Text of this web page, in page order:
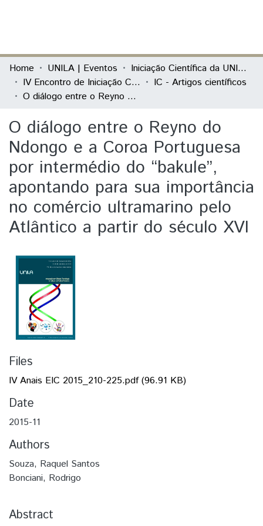
Communities & Collections
All of DSpace
Home UNILA | Eventos
Iniciação Científica da UNILA (IC)
IV Encontro de Iniciação Científica da Unila “UNILA 5 anos: Integração em Ciência, Tecnologia e Cultura na Tríplice Fronteira”
IC - Artigos científicos
O diálogo entre o Reyno do Ndongo e a Coroa Portuguesa por intermédio do “bakule”, apontando para sua importância no comércio ultramarino pelo Atlântico a partir do século XVI
O diálogo entre o Reyno do
Ndongo e a Coroa Portuguesa
por intermédio do “bakule”,
apontando para sua importância
no comércio ultramarino pelo
Atlântico a partir do século XVI
Files
IV Anais EIC 2015_210-225.pdf(96.91 KB)
Date
2015-11
Authors
Souza, Raquel Santos
Bonciani, Rodrigo
Abstract